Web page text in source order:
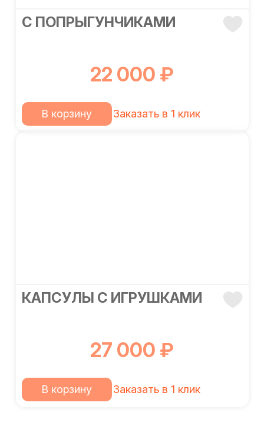
С ПОПРЫГУНЧИКАМИ
22 000 ₽
В корзину Заказать в 1 клик
КАПСУЛЫ С ИГРУШКАМИ
27 000 ₽
В корзину Заказать в 1 клик